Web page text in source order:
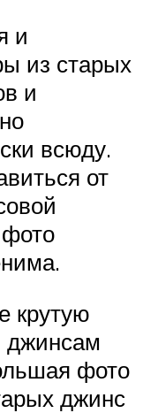
и
из старых
и
всюду.
от
крутую
джинсам
фото
джинс